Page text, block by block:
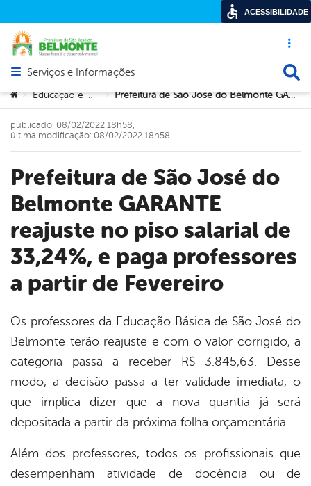
Acesso
Abrir menu principal de navegação
Serviços e Informações
Você está aqui:
> Educação e Cultura > Prefeitura de São José do Belmonte GARANTE reajuste no piso salarial de 33,24%, e paga professores a partir de Fevereiro
Prefeitura de São José do
Belmonte GARANTE
reajuste no piso salarial de
33,24%, e paga professores
a partir de Fevereiro
publicado: 08/02/2022 18h58,
última modificação: 08/02/2022 18h58
Os professores da Educação Básica de São José do
Belmonte terão reajuste e com o valor corrigido, a
categoria passa a receber R$ 3.845,63. Desse
modo, a decisão passa a ter validade imediata, o
que implica dizer que a nova quantia já será
depositada a partir da próxima folha orçamentária.
Além dos professores, todos os profissionais que
desempenham atividade de docência ou de
ACESSIBILIDADE